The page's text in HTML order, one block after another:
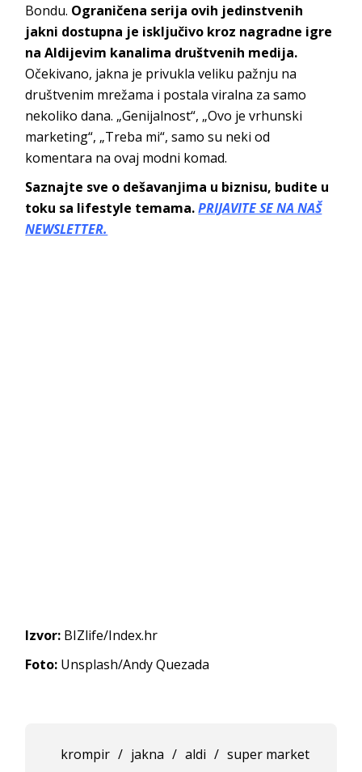
Bondu. Ograničena serija ovih jedinstvenih
jakni dostupna je isključivo kroz nagradne igre
na Aldijevim kanalima društvenih medija.
Očekivano, jakna je privukla veliku pažnju na
društvenim mrežama i postala viralna za samo
nekoliko dana. „Genijalnost“, „Ovo je vrhunski
marketing“, „Treba mi“, samo su neki od
komentara na ovaj modni komad.
Saznajte sve o dešavanjima u biznisu, budite u
toku sa lifestyle temama.PRIJAVITE SE NA NAŠ
NEWSLETTER.
Izvor: BIZlife/Index.hr
Foto: Unsplash/Andy Quezada
krompir / jakna / aldi / super market